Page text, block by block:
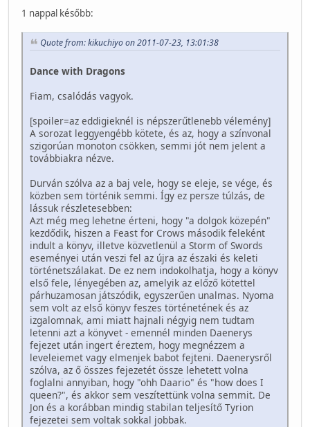
1 nappal később:
Quote from: kikuchiyo on 2011-07-23, 13:01:38
Dance with Dragons
Fiam, csalódás vagyok.
[spoiler=az eddigieknél is népszerűtlenebb vélemény]
A sorozat leggyengébb kötete, és az, hogy a színvonal
szigorúan monoton csökken, semmi jót nem jelent a
továbbiakra nézve.
Durván szólva az a baj vele, hogy se eleje, se vége, és
közben sem történik semmi. Így ez persze túlzás, de
lássuk részletesebben:
Azt még meg lehetne érteni, hogy "a dolgok közepén"
kezdődik, hiszen a Feast for Crows második feleként
indult a könyv, illetve közvetlenül a Storm of Swords
eseményei után veszi fel az újra az északi és keleti
történetszálakat. De ez nem indokolhatja, hogy a könyv
első fele, lényegében az, amelyik az előző kötettel
párhuzamosan játszódik, egyszerűen unalmas. Nyoma
sem volt az első könyv feszes történetének és az
izgalomnak, ami miatt hajnali négyig nem tudtam
letenni azt a könyvet - emennél minden Daenerys
fejezet után ingert éreztem, hogy megnézzem a
leveleiemet vagy elmenjek babot fejteni. Daenerysről
szólva, az ő összes fejezetét össze lehetett volna
foglalni annyiban, hogy "ohh Daario" és "how does I
queen?", és akkor sem veszítettünk volna semmit. De
Jon és a korábban mindig stabilan teljesítő Tyrion
fejezetei sem voltak sokkal jobbak.